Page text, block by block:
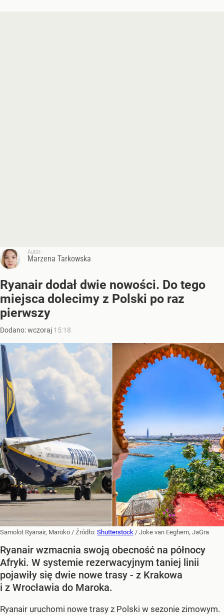
Autor:
Marzena Tarkowska
Ryanair dodał dwie nowości. Do tego
miejsca dolecimy z Polski po raz
pierwszy
Dodano:wczoraj 15:18
Samolot Ryanair, Maroko / Źródło: Shutterstock / Joke van Eeghem, JaGra
Ryanair wzmacnia swoją obecność na północy
Afryki. W systemie rezerwacyjnym taniej linii
pojawiły się dwie nowe trasy - z Krakowa
i z Wrocławia do Maroka.
Ryanair uruchomi nowe trasy z Polski w sezonie zimowym.